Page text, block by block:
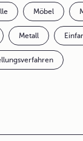
Möbel
Metall